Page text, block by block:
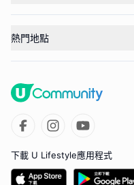
熱門地點
下載 U Lifestyle應用程式